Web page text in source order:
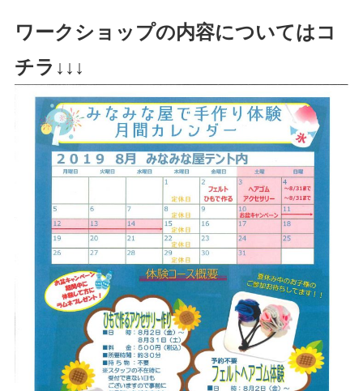
ワークショップの内容についてはコ
チラ↓↓↓